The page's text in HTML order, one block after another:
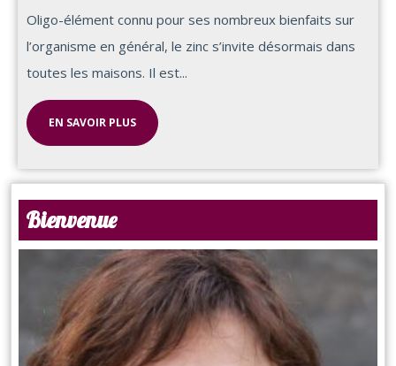
Oligo-élément connu pour ses nombreux bienfaits sur
l’organisme en général, le zinc s’invite désormais dans
toutes les maisons. Il est...
EN SAVOIR PLUS
Bienvenue